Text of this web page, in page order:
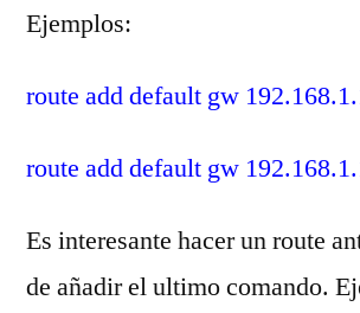
Ejemplos:
route add default gw
route add default gw
Es interesante hacer un route
de añadir el ultimo comando.